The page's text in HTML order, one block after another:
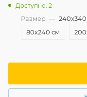
Доступно: 2
Размер —
80x240 см